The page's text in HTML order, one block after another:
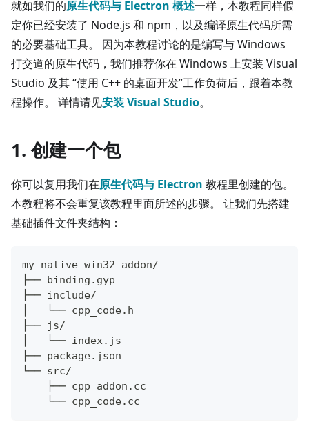
就如我们的原生代码与 Electron 概述一样，本教程同样假
定你已经安装了 Node.js 和 npm，以及编译原生代码所需
的必要基础工具。 因为本教程讨论的是编写与 Windows
打交道的原生代码，我们推荐你在 Windows 上安装 Visual
Studio 及其 “使用 C++ 的桌面开发”工作负荷后，跟着本教
程操作。 详情请见安装 Visual Studio。
1. 创建一个包
你可以复用我们在原生代码与 Electron 教程里创建的包。
本教程将不会重复该教程里面所述的步骤。 让我们先搭建
基础插件文件夹结构：
my-native-win32-addon/
├── binding.gyp
├── include/
│   └── cpp_code.h
├── js/
│   └── index.js
├── package.json
└── src/
    ├── cpp_addon.cc
    └── cpp_code.cc